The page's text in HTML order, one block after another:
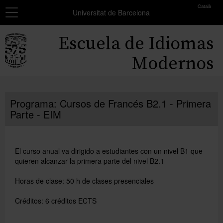
MATRÍCULA
de
los
grupos
seleccionados
has
seleccionado
Añadir más grupos
Navegación Universitat de Barcelona
toolbar
Català
Escuela de Idiomas
Modernos
Inicio
Becas
Conócenos
Programa: Cursos de Francés B2.1 - Primera
Parte - EIM
El curso anual va dirigido a estudiantes con un nivel B1 que
quieren alcanzar la primera parte del nivel B2.1
Horas de clase: 50 h de clases presenciales
Créditos: 6 créditos ECTS